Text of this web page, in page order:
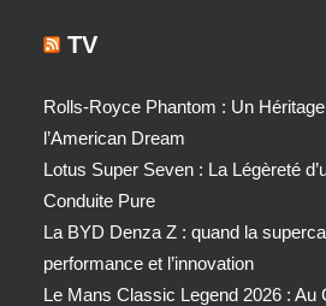
TV
Rolls-Royce Phantom : Un
l’American Dream
Lotus Super Seven : La Légèreté
Conduite Pure
La BYD Denza Z : quand la
performance et l’innovation
Le Mans Classic Legend 2026 : Au